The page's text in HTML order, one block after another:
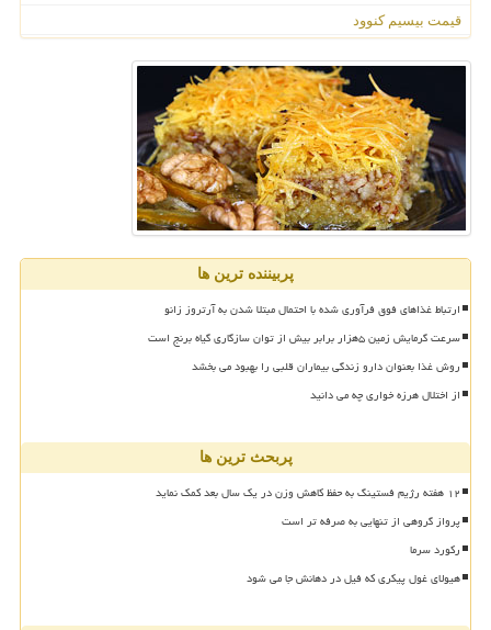
قیمت بیسیم کنوود
پربیننده ترین ها
ارتباط غذاهای فوق فرآوری شده با احتمال مبتلا شدن به آرتروز زانو
سرعت گرمایش زمین ۵هزار برابر بیش از توان سازگاری گیاه برنج است
روش غذا بعنوان دارو زندگی بیماران قلبی را بهبود می بخشد
از اختلال هرزه خواری چه می دانید
پربحث ترین ها
۱۲ هفته رژیم فستینگ به حفظ کاهش وزن در یک سال بعد کمک نماید
پرواز گروهی از تنهایی به صرفه تر است
رکورد سرما
هیولای غول پیکری که فیل در دهانش جا می شود